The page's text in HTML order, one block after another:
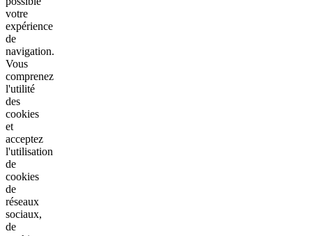
votre
expérience
de
navigation.
Vous
comprenez
l'utilité
des
cookies
et
acceptez
l'utilisation
de
cookies
de
réseaux
sociaux,
de